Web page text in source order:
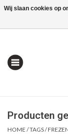
0
Producten
HOME /TAGS/
Wij slaan cookies op